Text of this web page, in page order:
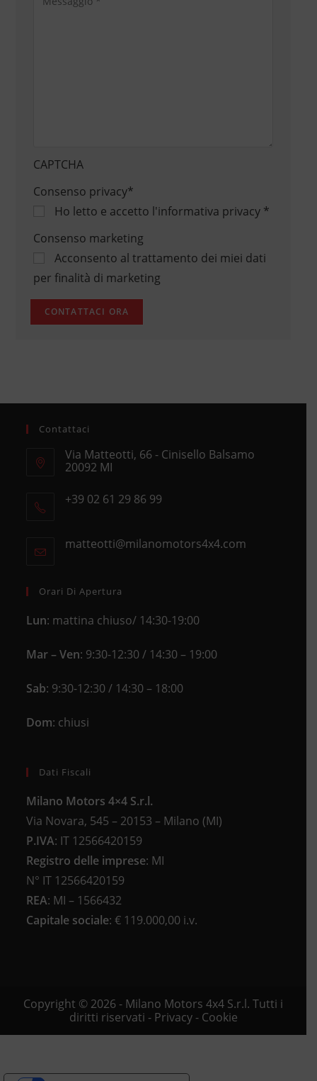
CAPTCHA
Consenso privacy*
Ho letto e accetto l'informativa privacy*
Consenso marketing
Acconsento al trattamento dei miei dati
per finalità di marketing
Contattaci
Via Matteotti, 66 - Cinisello Balsamo
20092 MI
in
+39 02 61 29 86 99
your
matteotti@milanomotors4x4.comOpens
Orari Di Apertura
Lun: mattina chiuso/ 14:30-19:00
Mar – Ven: 9:30-12:30 / 14:30 – 19:00
Sab: 9:30-12:30 / 14:30 – 18:00
Dom: chiusi
Dati Fiscali
Milano Motors 4×4 S.r.l.
Via Novara, 545 – 20153 – Milano (MI)
P.IVA: IT 12566420159
Registro delle imprese: MI
N° IT 12566420159
REA: MI – 1566432
Capitale sociale: € 119.000,00 i.v.
Copyright © 2026 - Milano Motors 4x4 S.r.l. Tutti i
diritti riservati - Privacy- Cookie